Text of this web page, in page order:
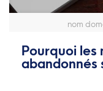
nom
Pourquoi les
abandonnés